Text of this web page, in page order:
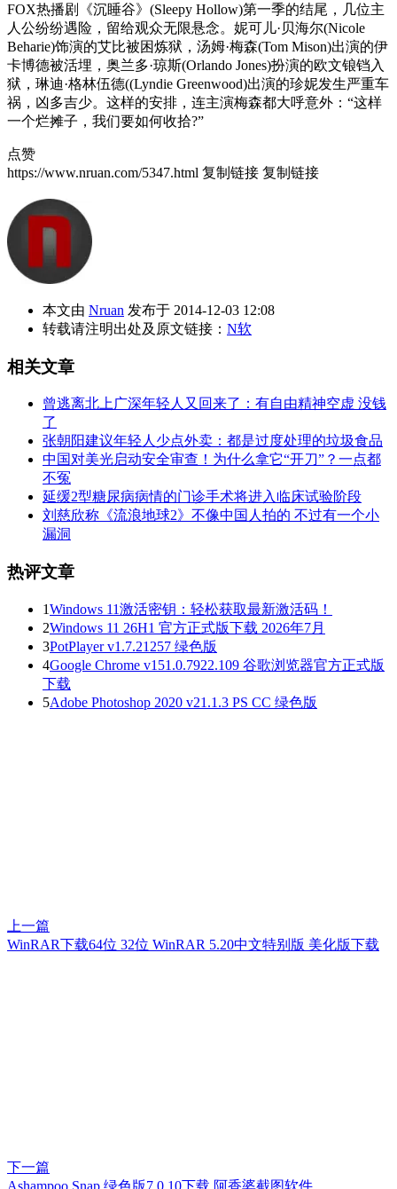
FOX热播剧《沉睡谷》(Sleepy Hollow)第一季的结尾，几位主
人公纷纷遇险，留给观众无限悬念。妮可儿·贝海尔(Nicole
Beharie)饰演的艾比被困炼狱，汤姆·梅森(Tom Mison)出演的伊
卡博德被活埋，奥兰多·琼斯(Orlando Jones)扮演的欧文锒铛入
狱，琳迪·格林伍德((Lyndie Greenwood)出演的珍妮发生严重车
祸，凶多吉少。这样的安排，连主演梅森都大呼意外：“这样
一个烂摊子，我们要如何收拾?”
点赞
https://www.nruan.com/5347.html 复制链接 复制链接
本文由 Nruan 发布于 2014-12-03 12:08
转载请注明出处及原文链接： N软
相关文章
曾逃离北上广深年轻人又回来了：有自由精神空虚 没钱
了
张朝阳建议年轻人少点外卖：都是过度处理的垃圾食品
中国对美光启动安全审查！为什么拿它“开刀”？一点都
不冤
延缓2型糖尿病病情的门诊手术将进入临床试验阶段
刘慈欣称《流浪地球2》不像中国人拍的 不过有一个小
漏洞
热评文章
1Windows 11激活密钥：轻松获取最新激活码！
2Windows 11 26H1 官方正式版下载 2026年7月
3PotPlayer v1.7.21257 绿色版
4Google Chrome v151.0.7922.109 谷歌浏览器官方正式版
下载
5Adobe Photoshop 2020 v21.1.3 PS CC 绿色版
上一篇
WinRAR下载64位 32位 WinRAR 5.20中文特别版 美化版下载
下一篇